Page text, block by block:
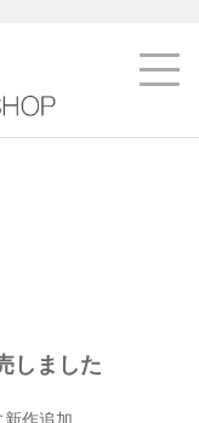
しました
作追加。